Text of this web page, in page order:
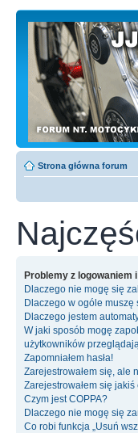
Strona główna forum
Problemy z logowaniem
Dlaczego nie mogę się
Dlaczego w ogóle muszę
Dlaczego jestem
W jaki sposób mogę
użytkowników
Zapomniałem hasła!
Zarejestrowałem się, ale
Zarejestrowałem się
Czym jest COPPA?
Dlaczego nie mogę się
Co robi funkcja „Usuń